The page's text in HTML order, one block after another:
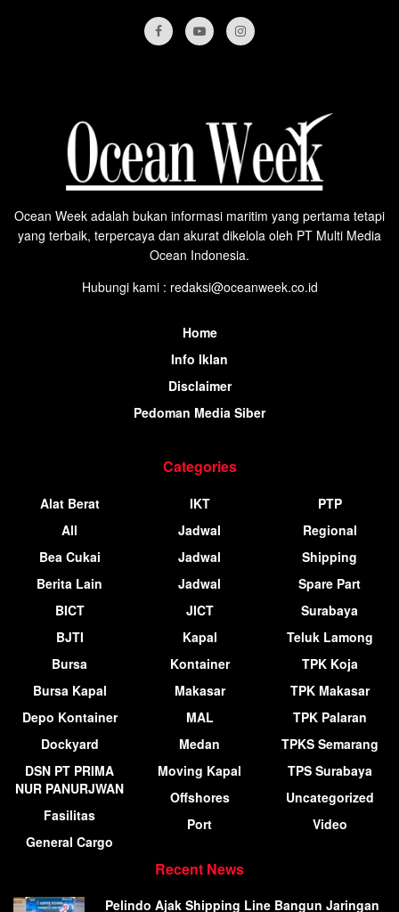
Ocean Week adalah bukan informasi maritim yang pertama tetapi
yang terbaik, terpercaya dan akurat dikelola oleh PT Multi Media
Ocean Indonesia.
Hubungi kami : redaksi@oceanweek.co.id
Home
Info Iklan
Disclaimer
Pedoman Media Siber
Categories
Alat Berat
All
Bea Cukai
Berita Lain
BICT
BJTI
Bursa
Bursa Kapal
Depo Kontainer
Dockyard
DSN PT PRIMA
NUR PANURJWAN
Fasilitas
General Cargo
IKT
Jadwal
Jadwal
Jadwal
JICT
Kapal
Kontainer
Makasar
MAL
Medan
Moving Kapal
Offshores
Port
PTP
Regional
Shipping
Spare Part
Surabaya
Teluk Lamong
TPK Koja
TPK Makasar
TPK Palaran
TPKS Semarang
TPS Surabaya
Uncategorized
Video
Recent News
Pelindo Ajak Shipping Line Bangun Jaringan